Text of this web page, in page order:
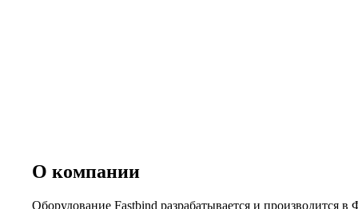
О компании
Оборудование Fastbind разрабатывается и